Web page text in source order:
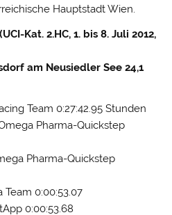
Hauptstadt Wien.
Kat. 2.HC, 1. bis 8. Juli 2012,
am Neusiedler See 24,1
Team 0:27:42.95 Stunden
Pharma-Quickstep
Pharma-Quickstep
Team 0:00:53.07
0:00:53.68